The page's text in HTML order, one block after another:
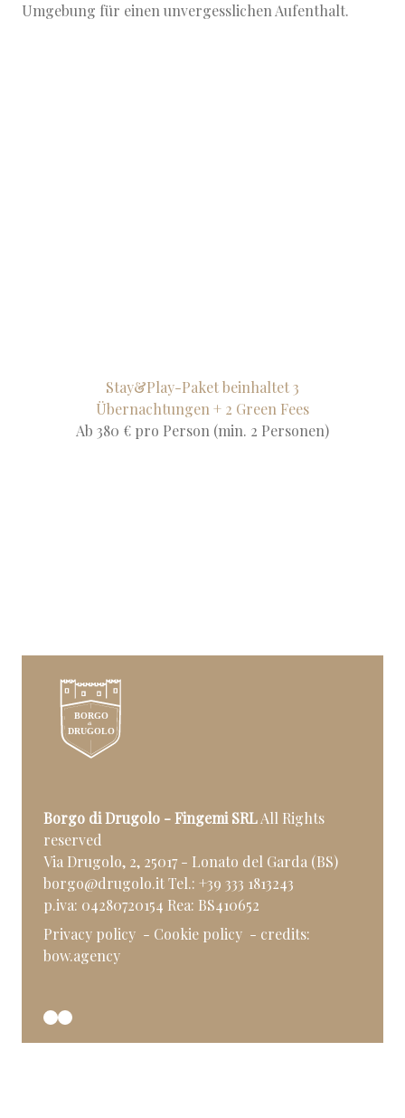
Umgebung für einen unvergesslichen Aufenthalt.
Stay&Play-Paket beinhaltet 3
Übernachtungen + 2 Green Fees
Ab 380 € pro Person (min. 2 Personen)
Borgo di Drugolo - Fingemi SRLAll Rights
reserved
Via Drugolo, 2, 25017 - Lonato del Garda (BS)
borgo@drugolo.itTel.: +39 333 1813243
p.iva: 04280720154 Rea: BS410652
Privacy policy - Cookie policy - credits:
bow.agency